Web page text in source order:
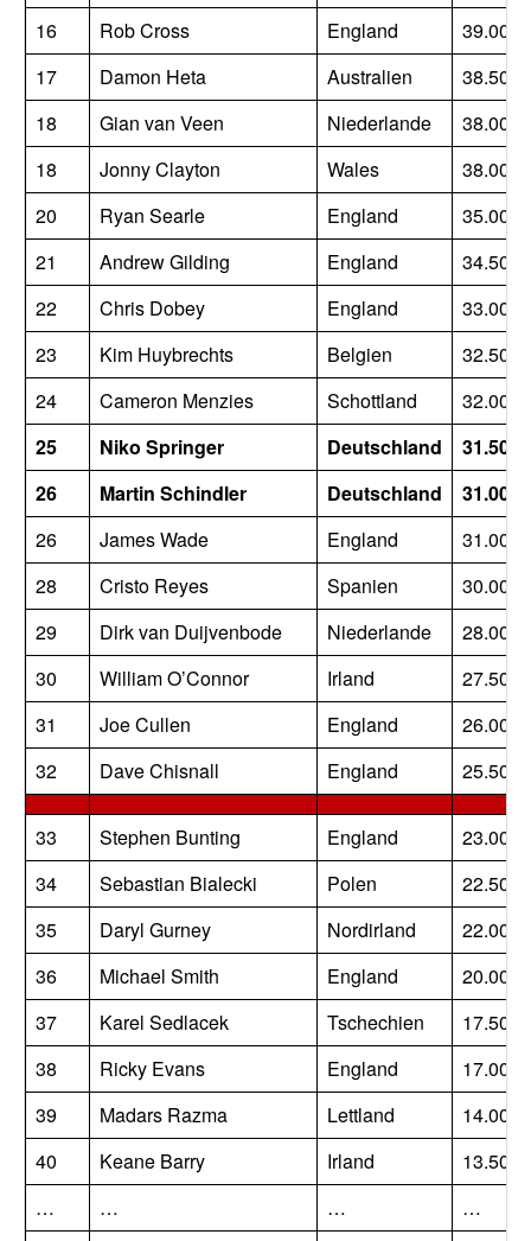
16
Rob Cross England
39.000
17
Damon Heta Australien
38.500
18
Gian van Veen Niederlande
38.000
18
Jonny Clayton Wales
38.000
20
Ryan Searle England
35.000
21
Andrew Gilding England
34.500
22
Chris Dobey England
33.000
23
Kim Huybrechts Belgien
32.500
24
Cameron Menzies Schottland
32.000
25
Niko Springer Deutschland
31.500
26
Martin Schindler Deutschland
31.000
26
James Wade England
31.000
28
Cristo Reyes Spanien
30.000
29
Dirk van Duijvenbode Niederlande
28.000
30
William O’Connor Irland
27.500
31
Joe Cullen England
26.000
32
Dave Chisnall England 25.500
33 Stephen Bunting England
23.000
34
Sebastian Bialecki Polen
22.500
35
Daryl Gurney Nordirland
22.000
36
Michael Smith England
20.000
37
Karel Sedlacek Tschechien
17.500
38
Ricky Evans England
17.000
39
Madars Razma Lettland
14.000
40
Keane Barry Irland
13.500
…
… …
…